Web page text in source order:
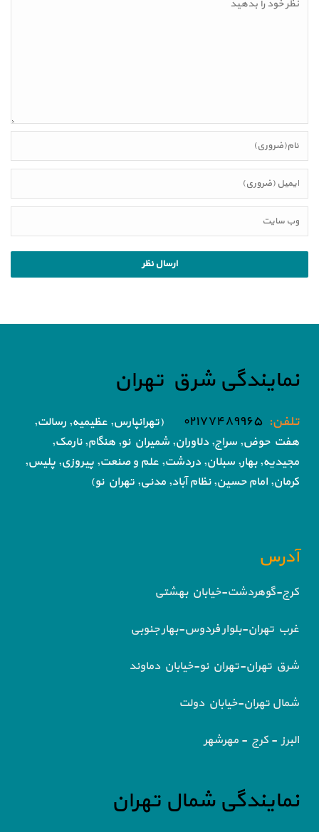
نمایندگی شرق تهران
تلفن: ۰۲۱۷۷۴۸۹۹۶۵
(تهرانپارس, عظیمیه, رسالت,
هفت حوض, سراج, دلاوران, شمیران نو, هنگام, نارمک,
مجیدیه, بهار, سبلان, دردشت, علم و صنعت, پیروزی, پلیس,
کرمان, امام حسین, نظام آباد, مدنی, تهران نو)
آدرس
کرج-گوهردشت-خیابان بهشتی
غرب تهران-بلوار فردوس-بهار جنوبی
شرق تهران-تهران نو-خیابان دماوند
شمال تهران-خیابان دولت
البرز - کرج - مهرشهر
نمایندگی شمال تهران